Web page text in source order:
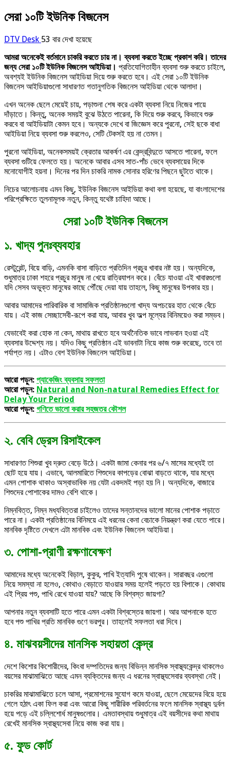
সেরা ১০টি ইউনিক বিজনেস
DTV Desk 53 বার দেখা হয়েছে
আমরা অনেকেই বর্তমানে চাকরি করতে চায় না। ব্যবসা করতে ইচ্ছে প্রকাশ করি। তাদের
জন্য সেরা ১০টি ইউনিক বিজনেস আইডিয়া। প্রতিযোগিতাহীন ব্যবসা শুরু করতে চাইলে,
অবশ্যই ইউনিক বিজনেস আইডিয়া দিয়ে শুরু করতে হবে। এই সেরা ১০টি ইউনিক
বিজনেস আইডিয়াগুলো সাধারণত গতানুগতিক বিজনেস আইডিয়া থেকে আলাদা।
এখন অনেক ছেলে মেয়েই চায়, পড়াশুনা শেষ করে একটা ব্যবসা নিয়ে নিজের পায়ে
দাঁড়াতে। কিন্তু, অনেক সময়ই বুঝে উঠতে পারেনা, কি দিয়ে শুরু করবে, কিভাবে শুরু
করবে বা আইডিয়াটা কেমন হবে। অন্যকে দেখে বা জিজ্ঞেস করে পুরনো, সেই ছকে বাধা
আইডিয়া নিয়ে ব্যবসা শুরু করলেও, সেটি টেকসই হয় না তেমন।
পুরনো আইডিয়া, অনেকসময়ই ক্রেতার আকর্ষণ এর কেন্দ্রবিন্দুতে আসতে পারেনা, ফলে
ব্যবসা গুটিয়ে ফেলতে হয়। অনেকে আবার এসব সাত-পাঁচ ভেবে ব্যবসায়ের দিকে
মনোযোগীই হয়না। দিনের পর দিন চাকরি নামক সোনার হরিণের পিছনে ছুটতে থাকে।
নিচের আলোচনায় এমন কিছু, ইউনিক বিজনেস আইডিয়া কথা বলা হয়েছে, যা বাংলাদেশের
পরিপ্রেক্ষিতে তুলনামূলক নতুন, কিন্তু যথেষ্ট চাহিদা আছে।
সেরা ১০টি ইউনিক বিজনেস
১. খাদ্য পুনঃব্যবহার
রেস্টুরেন্ট, বিয়ে বাড়ি, এমনকি বাসা বাড়িতে প্রতিদিন প্রচুর খাবার নষ্ট হয়। অন্যদিকে,
শুধুমাত্র ঢাকা শহরে প্রচুর মানুষ না খেয়ে রাত্রিযাপন করে। বেঁচে যাওয়া এই খাবারগুলো
যদি সেসব অভুক্ত মানুষের কাছে পৌঁছে দেয়া যায় তাহলে, কিছু মানুষের উপকার হয়।
আবার আমাদের পারিবারিক বা সামাজিক প্রতিষ্ঠানগুলো খাদ্য অপচয়ের হাত থেকে বেঁচে
যায়। এই কাজ সেচ্ছাসেবী-রূপে করা যায়, আবার খুব অল্প মূল্যের বিনিময়েও করা সম্ভব।
যেভাবেই করা হোক না কেন, মাথায় রাখতে হবে অর্থনৈতিক ভাবে লাভবান হওয়া এই
ব্যবসার উদ্দেশ্য নয়। যদিও কিছু প্রতিষ্ঠান এই ভাবনাটা নিয়ে কাজ শুরু করেছে, তবে তা
পর্যাপ্ত নয়। এটাও বেশ ইউনিক বিজনেস আইডিয়া।
আরো পড়ুন: প্যাকেজিং ব্যবসায় সফলতা
আরো পড়ুন: Natural and Non-natural Remedies Effect for
Delay Your Period
আরো পড়ুন: গণিতে ভালো করার সহজতর কৌশল
২. বেবি ড্রেস রিসাইকেল
সাধারণত শিশুরা খুব দ্রুত বেড়ে উঠে। একটা জামা কেনার পর ৬/৭ মাসের মধ্যেই তা
ছোট হয়ে যায়। এভাবে, আলমারিতে শিশুদের কাপড়ের বোঝা বাড়তে থাকে, যার মধ্যে
এমন পোশাক থাকাও অস্বাভাবিক নয় যেটা একদমই পড়া হয় নি। অন্যদিকে, বাজারে
শিশুদের পোশাকের দামও বেশি থাকে।
নিম্নবিত্ত, নিম্ন মধ্যবিত্তরা চাইলেও তাদের সন্তানদের ভালো মানের পোশাক পড়াতে
পারে না। একটা প্রতিষ্ঠানের বিনিময়ে এই ধরনের কেনা বেচাকে নিয়ন্ত্রণ করা যেতে পারে।
মানবিক দৃষ্টিতে দেখলে এটা মানবিক এবং ইউনিক বিজনেস আইডিয়া।
৩. পোশা-প্রাণী রক্ষণাবেক্ষণ
আমাদের মধ্যে অনেকেই বিড়াল, কুকুর, পাখি ইত্যাদি পুষে থাকেন। সারাবছর এগুলো
নিয়ে সমস্যা না হলেও, কোথাও বেড়াতে যাওয়ার সময় হলেই পড়তে হয় বিপাকে। কোথায়
এই প্রিয় পশু, পাখি রেখে যাওয়া যায়? আছে কি বিশ্বস্ত জায়গা?
আপনার নতুন ব্যবসাটি হতে পারে এমন একটা বিশ্বস্তের জায়গা। আর আপনাকে হতে
হবে পশু পাখির প্রতি মানবিক গুণে ভরপুর। তাহলেই সফলতা ধরা দিবে।
৪. মাঝবয়সীদের মানসিক সহায়তা কেন্দ্র
দেশে কিশোর কিশোরীদের, কিংবা দম্পতিদের জন্য বিভিন্ন মানসিক স্বাস্থ্যকেন্দ্র থাকলেও
বয়সের মাঝামাঝিতে আছে এমন ব্যক্তিদের জন্য এ ধরনের স্বাস্থ্যসেবার ব্যবস্থা নেই।
চাকরির মাঝামাঝিতে চলে আসা, প্রমোশনের সুযোগ কমে যাওয়া, ছেলে মেয়েদের বিয়ে হয়ে
গেলে হঠাৎ একা ফিল করা এবং আরো কিছু শারীরিক পরিবর্তনের ফলে মানসিক স্বাস্থ্য দুর্বল
হয়ে পড়ে এই চল্লিশোর্ধ মানুষগুলোর। এমতাবস্থায় শুধুমাত্র এই বয়সীদের কথা মাথায়
রেখেই মানসিক স্বাস্থ্যসেবা নিয়ে কাজ করা যায়।
৫. ফুড কোর্ট